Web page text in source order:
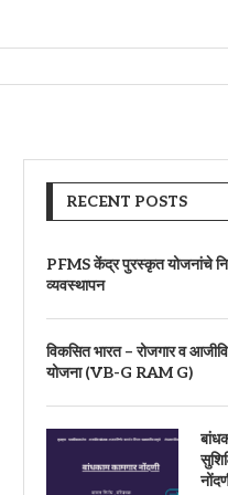
RECENT POSTS
PFMS केंद्र पुरस्कृत योजनांचे
व्यवस्थापन
विकसित भारत – रोजगार व
योजना (VB-G RAM G)